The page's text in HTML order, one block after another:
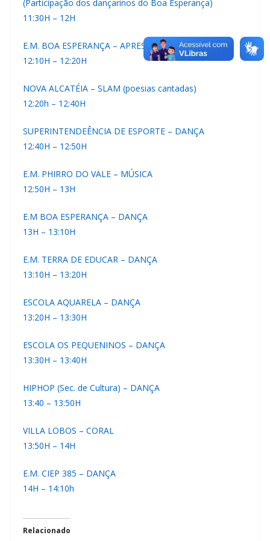
(Participação dos dançarinos do Boa Esperança)
11:30H – 12H
E.M. BOA ESPERANÇA – APRESENTAÇÃO CAPOEIRA
12:10H – 12:20H
NOVA ALCATÉIA – SLAM (poesias cantadas)
12:20h – 12:40H
SUPERINTENDEÊNCIA DE ESPORTE – DANÇA
12:40H – 12:50H
E.M. PHIRRO DO VALE – MÚSICA
12:50H – 13H
E.M BOA ESPERANÇA – DANÇA
13H – 13:10H
E.M. TERRA DE EDUCAR – DANÇA
13:10H – 13:20H
ESCOLA AQUARELA – DANÇA
13:20H – 13:30H
ESCOLA OS PEQUENINOS – DANÇA
13:30H – 13:40H
HIPHOP (Sec. de Cultura) – DANÇA
13:40 – 13:50H
VILLA LOBOS – CORAL
13:50H – 14H
E.M. CIEP 385 – DANÇA
14H – 14:10h
Relacionado